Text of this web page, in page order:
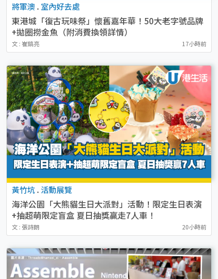
將軍澳 . 室內好去處
東港城「復古玩味祭」懷舊嘉年華！50大老字號品牌
+拋圈撈金魚（附消費換領詳情）
文 : 崔鎬亮 17小時前
黃竹坑 . 活動展覽
海洋公園「大熊貓生日大派對」活動！限定生日表演
+抽超萌限定盲盒 夏日抽獎贏走7人車！
文 : 張詩朗 20小時前